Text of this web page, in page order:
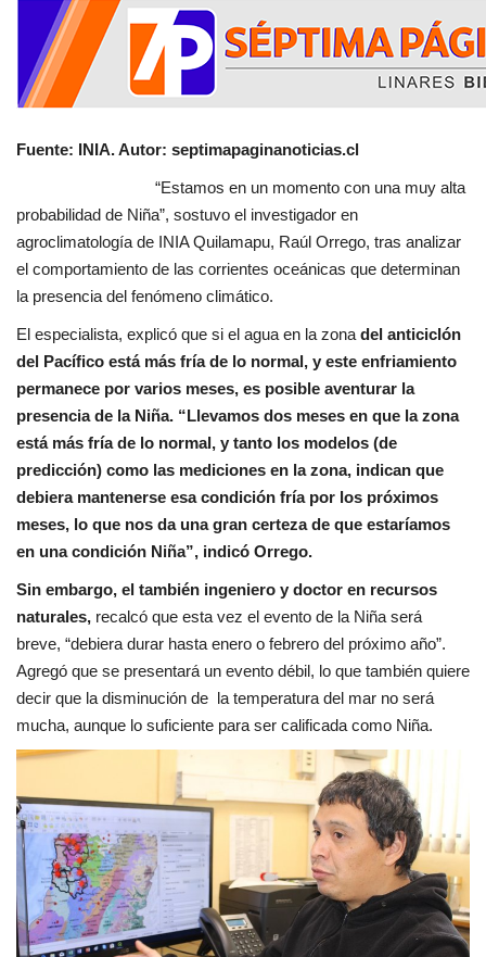
Fuente: INIA. Autor: septimapaginanoticias.cl
“Estamos en un momento con una muy alta
probabilidad de Niña”, sostuvo el investigador en
agroclimatología de INIA Quilamapu, Raúl Orrego, tras analizar
el comportamiento de las corrientes oceánicas que determinan
la presencia del fenómeno climático.
El especialista, explicó que si el agua en la zona del anticiclón
del Pacífico está más fría de lo normal, y este enfriamiento
permanece por varios meses, es posible aventurar la
presencia de la Niña. “Llevamos dos meses en que la zona
está más fría de lo normal, y tanto los modelos (de
predicción) como las mediciones en la zona, indican que
debiera mantenerse esa condición fría por los próximos
meses, lo que nos da una gran certeza de que estaríamos
en una condición Niña”, indicó Orrego.
Sin embargo, el también ingeniero y doctor en recursos
naturales, recalcó que esta vez el evento de la Niña será
breve, “debiera durar hasta enero o febrero del próximo año”.
Agregó que se presentará un evento débil, lo que también quiere
decir que la disminución de la temperatura del mar no será
mucha, aunque lo suficiente para ser calificada como Niña.